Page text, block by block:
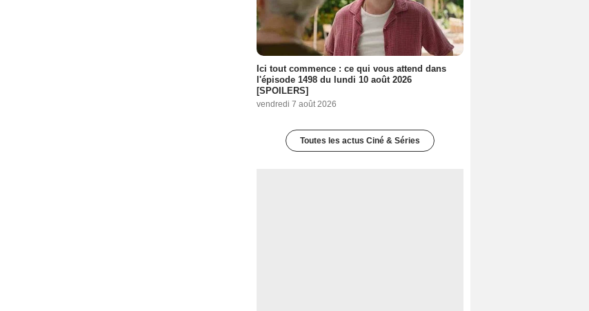
Ici tout commence : ce qui vous attend dans
l'épisode 1498 du lundi 10 août 2026
[SPOILERS]
vendredi 7 août 2026
Toutes les actus Ciné & Séries